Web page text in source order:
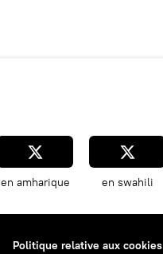
en amharique en swahili
Politique relative aux cookies